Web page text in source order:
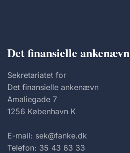
Det finansielle ankenævn
Sekretariatet for
Det finansielle ankenævn
Amaliegade 7
1256 København K
E-mail: sek@fanke.dk
Telefon: 35 43 63 33